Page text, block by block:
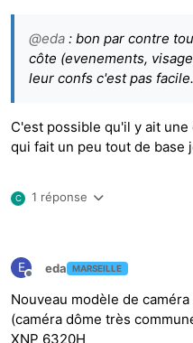
@eda : bon par contre
côte (evenements,
leur confs c'est pas
C'est possible qu'il y ait
qui fait un peu tout de base
C 1 réponse
E
Hors-ligne
eda MARSEILLE
Nouveau modèle de
(caméra dôme très
XNP 6320H